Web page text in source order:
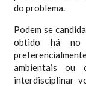
do problema.
Podem se
obtido há no
ambientais ou
interdisciplinar